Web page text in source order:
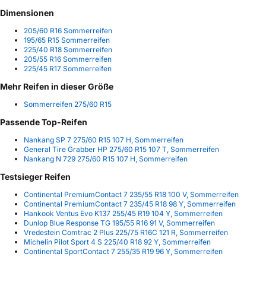
Dimensionen
205/60 R16 Sommerreifen
195/65 R15 Sommerreifen
225/40 R18 Sommerreifen
205/55 R16 Sommerreifen
225/45 R17 Sommerreifen
Mehr Reifen in dieser Größe
Sommerreifen 275/60 R15
Passende Top-Reifen
Nankang SP 7 275/60 R15 107 H, Sommerreifen
General Tire Grabber HP 275/60 R15 107 T, Sommerreifen
Nankang N 729 275/60 R15 107 H, Sommerreifen
Testsieger Reifen
Continental PremiumContact 7 235/55 R18 100 V, Sommerreifen
Continental PremiumContact 7 235/45 R18 98 Y, Sommerreifen
Hankook Ventus Evo K137 255/45 R19 104 Y, Sommerreifen
Dunlop Blue Response TG 195/55 R16 91 V, Sommerreifen
Vredestein Comtrac 2 Plus 225/75 R16C 121 R, Sommerreifen
Michelin Pilot Sport 4 S 225/40 R18 92 Y, Sommerreifen
Continental SportContact 7 255/35 R19 96 Y, Sommerreifen